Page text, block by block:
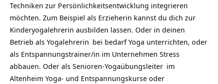
Techniken zur Persönlichkeitsentwicklung integrieren
möchten. Zum Beispiel als Erzieherin kannst du dich zur
Kinderyogalehrerin ausbilden lassen. Oder in deinen
Betrieb als Yogalehrerin bei bedarf Yoga unterrichten, oder
als Entspannungstrainer/in im Unternehmen Stress
abbauen. Oder als Senioren-Yogaübungsleiter im
Altenheim Yoga- und Entspannungskurse oder